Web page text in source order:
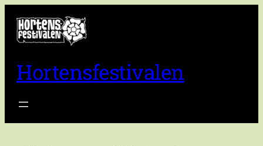
content
Hortensfestivalen